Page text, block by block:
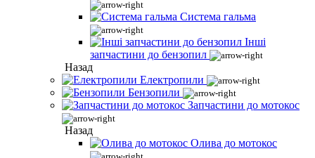
Система гальма
Інші
запчастини до бензопил
Назад
Електропили
Бензопили
Запчастини до мотокос
Назад
Олива до мотокос